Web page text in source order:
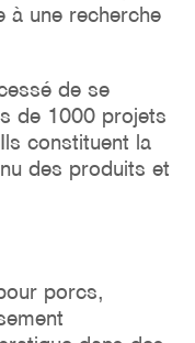
à une recherche
de se
de 1000 projets
constituent la
des produits et
porcs,